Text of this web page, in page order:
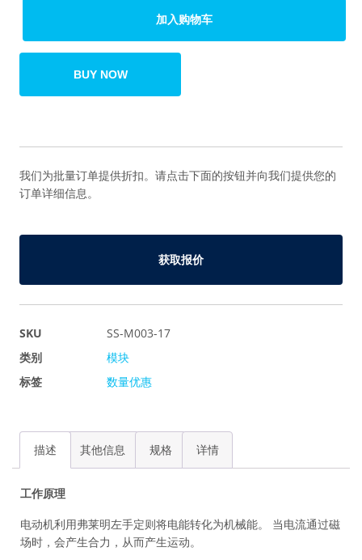
加入购物车
BUY NOW
我们为批量订单提供折扣。请点击下面的按钮并向我们提供您的
订单详细信息。
获取报价
SKU
SS-M003-17
类别
模块
标签
数量优惠
描述 其他信息 规格 详情
工作原理
电动机利用弗莱明左手定则将电能转化为机械能。 当电流通过磁
场时，会产生合力，从而产生运动。